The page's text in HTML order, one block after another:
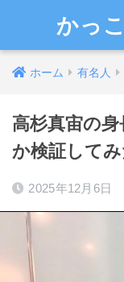
かっ
ホーム 有名人
高杉真宙の
か検証してみ
2025年12月6日